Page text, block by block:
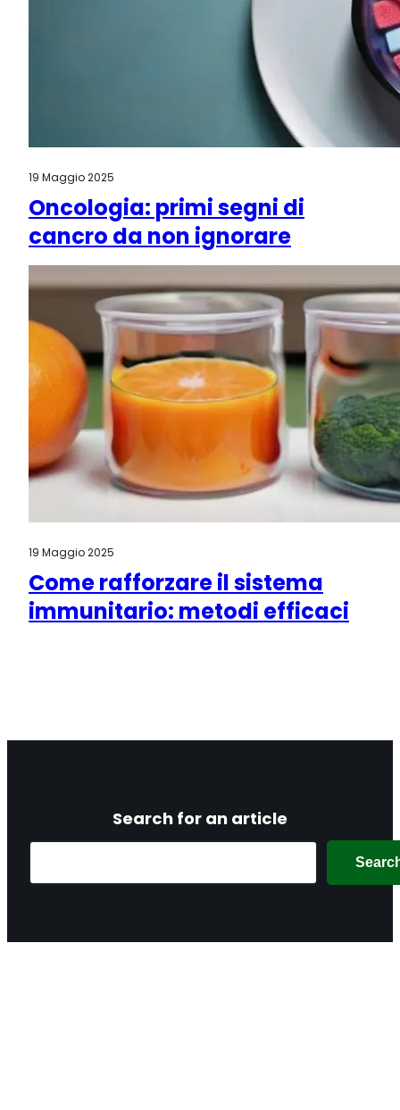
19 Maggio 2025
Oncologia: primi segni di
cancro da non ignorare
19 Maggio 2025
Come rafforzare il sistema
immunitario: metodi efficaci
Search for an article